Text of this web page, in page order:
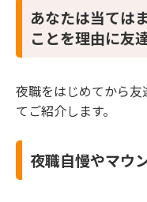
あなたは当ては
ことを理由に友
夜職をはじめてから
てご紹介します。
夜職自慢やマウ